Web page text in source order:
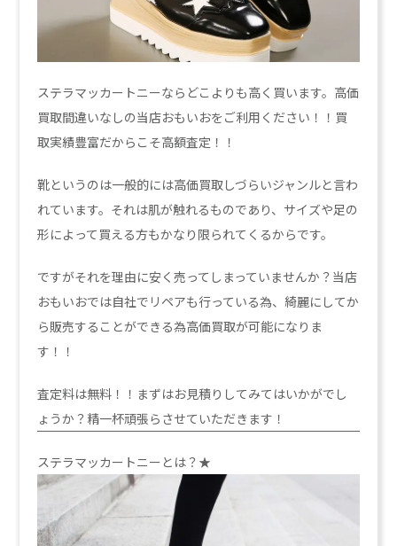
ステラマッカートニーならどこよりも高く買います。高価
買取間違いなしの当店おもいおをご利用ください！！買
取実績豊富だからこそ高額査定！！
靴というのは一般的には高価買取しづらいジャンルと言わ
れています。それは肌が触れるものであり、サイズや足の
形によって買える方もかなり限られてくるからです。
ですがそれを理由に安く売ってしまっていませんか？当店
おもいおでは自社でリペアも行っている為、綺麗にしてか
ら販売することができる為高価買取が可能になりま
す！！
査定料は無料！！まずはお見積りしてみてはいかがでし
ょうか？精一杯頑張らさせていただきます！
ステラマッカートニーとは？★